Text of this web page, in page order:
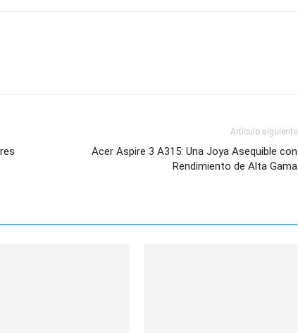
Artículo siguiente
Acer Aspire 3 A315: Una Joya Asequible con
Rendimiento de Alta Gama